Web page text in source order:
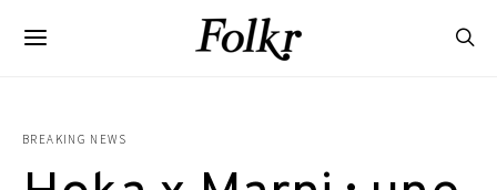
BREAKING NEWS